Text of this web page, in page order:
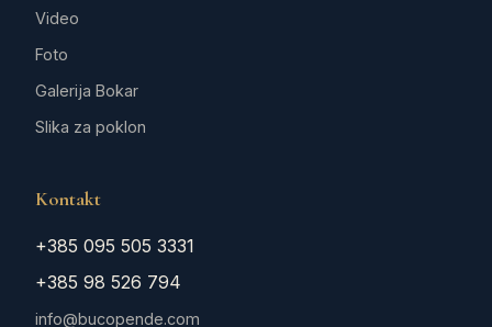
Video
Foto
Galerija Bokar
Slika za poklon
Kontakt
+385 095 505 3331
+385 98 526 794
info@bucopende.com